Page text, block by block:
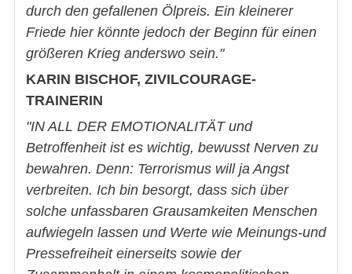
durch den gefallenen Ölpreis. Ein kleinerer
Friede hier könnte jedoch der Beginn für einen
größeren Krieg anderswo sein."
KARIN BISCHOF, ZIVILCOURAGE-
TRAINERIN
"IN ALL DER EMOTIONALITÄT und
Betroffenheit ist es wichtig, bewusst Nerven zu
bewahren. Denn: Terrorismus will ja Angst
verbreiten. Ich bin besorgt, dass sich über
solche unfassbaren Grausamkeiten Menschen
aufwiegeln lassen und Werte wie Meinungs-und
Pressefreiheit einerseits sowie der